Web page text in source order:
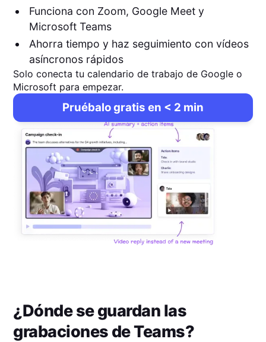
Funciona con Zoom, Google Meet y
Microsoft Teams
Ahorra tiempo y haz seguimiento con vídeos
asíncronos rápidos
Solo conecta tu calendario de trabajo de Google o
Microsoft para empezar.
Pruébalo gratis en < 2 min
¿Dónde se guardan las
grabaciones de Teams?